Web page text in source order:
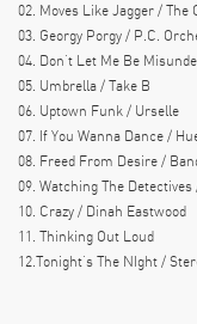
02. Moves Like Jagger / The
03. Georgy Porgy / P.C.
04. Don’t Let Me Be
05. Umbrella / Take B
06. Uptown Funk / Urselle
07. If You Wanna Dance /
08. Freed From Desire /
09. Watching The
10. Crazy / Dinah Eastwood
11. Thinking Out Loud
12.Tonight’s The NIght /